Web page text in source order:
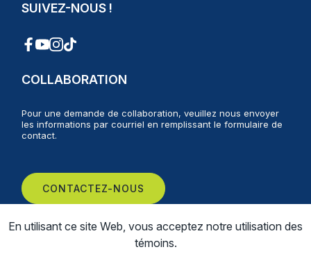
SUIVEZ-NOUS !
COLLABORATION
Pour une demande de collaboration, veuillez nous envoyer
les informations par courriel en remplissant le formulaire de
contact.
CONTACTEZ-NOUS
En utilisant ce site Web, vous acceptez notre utilisation des
témoins.